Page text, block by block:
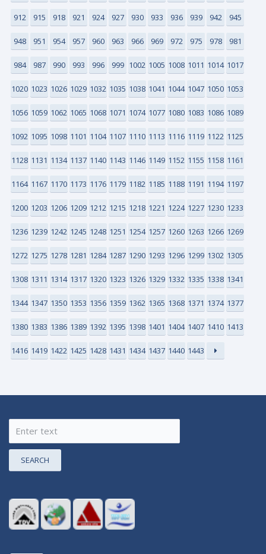
912 915 918 921 924 927 930 933 936 939 942 945
948 951 954 957 960 963 966 969 972 975 978 981
984 987 990 993 996 999 1002 1005 1008 1011 1014 1017
1020 1023 1026 1029 1032 1035 1038 1041 1044 1047 1050 1053
1056 1059 1062 1065 1068 1071 1074 1077 1080 1083 1086 1089
1092 1095 1098 1101 1104 1107 1110 1113 1116 1119 1122 1125
1128 1131 1134 1137 1140 1143 1146 1149 1152 1155 1158 1161
1164 1167 1170 1173 1176 1179 1182 1185 1188 1191 1194 1197
1200 1203 1206 1209 1212 1215 1218 1221 1224 1227 1230 1233
1236 1239 1242 1245 1248 1251 1254 1257 1260 1263 1266 1269
1272 1275 1278 1281 1284 1287 1290 1293 1296 1299 1302 1305
1308 1311 1314 1317 1320 1323 1326 1329 1332 1335 1338 1341
1344 1347 1350 1353 1356 1359 1362 1365 1368 1371 1374 1377
1380 1383 1386 1389 1392 1395 1398 1401 1404 1407 1410 1413
1416 1419 1422 1425 1428 1431 1434 1437 1440 1443
SEARCH